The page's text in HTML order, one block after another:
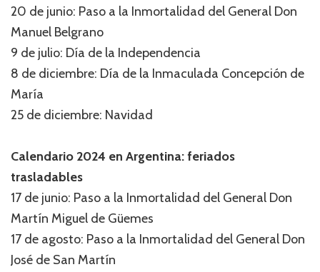
20 de junio: Paso a la Inmortalidad del General Don
Manuel Belgrano
9 de julio: Día de la Independencia
8 de diciembre: Día de la Inmaculada Concepción de
María
25 de diciembre: Navidad
Calendario 2024 en Argentina: feriados
trasladables
17 de junio: Paso a la Inmortalidad del General Don
Martín Miguel de Güemes
17 de agosto: Paso a la Inmortalidad del General Don
José de San Martín